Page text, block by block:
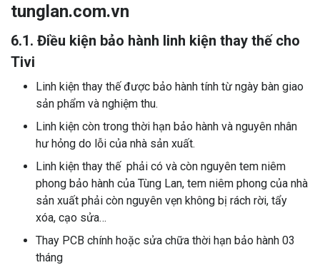
tunglan.com.vn
6.1. Điều kiện bảo hành linh kiện thay thế cho
Tivi
Linh kiện thay thế được bảo hành tính từ ngày bàn giao
sản phẩm và nghiệm thu.
Linh kiện còn trong thời hạn bảo hành và nguyên nhân
hư hỏng do lỗi của nhà sản xuất.
Linh kiện thay thế phải có và còn nguyên tem niêm
phong bảo hành của Tùng Lan, tem niêm phong của nhà
sản xuất phải còn nguyên vẹn không bị rách rời, tẩy
xóa, cạo sửa…
Thay PCB chính hoặc sửa chữa thời hạn bảo hành 03
tháng